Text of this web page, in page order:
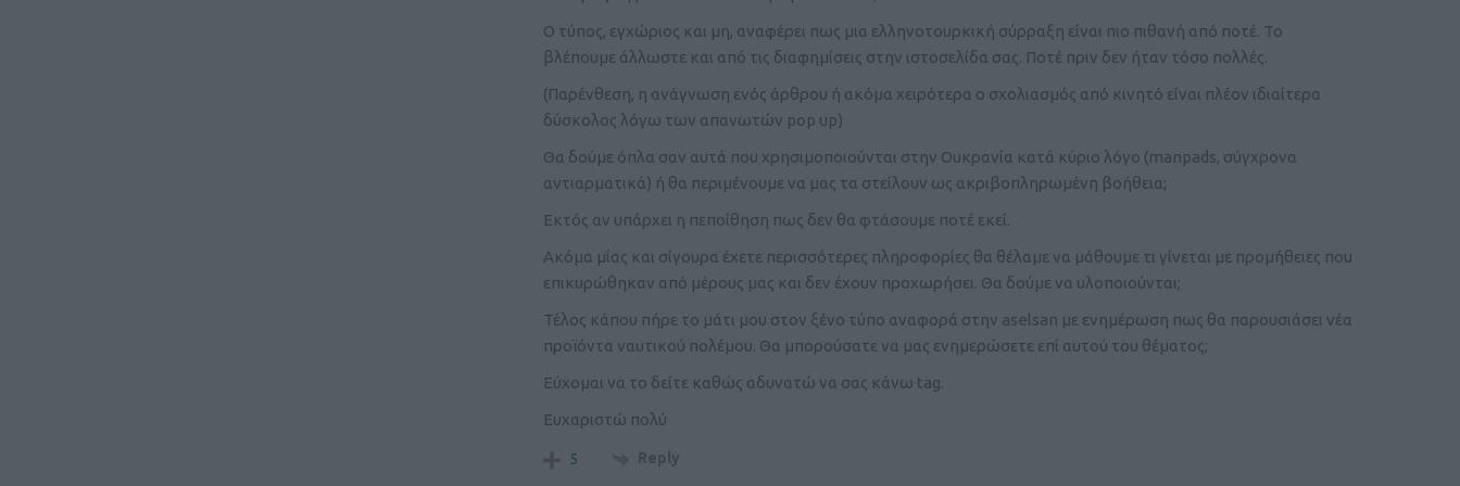
Ο τύπος, εγχώριος και μη, αναφέρει πως μια ελληνοτουρκική σύρραξη είναι πιο πιθανή από ποτέ. Το
βλέπουμε άλλωστε και από τις διαφημίσεις στην ιστοσελίδα σας. Ποτέ πριν δεν ήταν τόσο πολλές.
(Παρένθεση, η ανάγνωση ενός άρθρου ή ακόμα χειρότερα ο σχολιασμός από κινητό είναι πλέον ιδιαίτερα
δύσκολος λόγω των απανωτών pop up)
Θα δούμε όπλα σαν αυτά που χρησιμοποιούνται στην Ουκρανία κατά κύριο λόγο (manpads, σύγχρονα
αντιαρματικά) ή θα περιμένουμε να μας τα στείλουν ως ακριβοπληρωμένη βοήθεια;
Εκτός αν υπάρχει η πεποίθηση πως δεν θα φτάσουμε ποτέ εκεί.
Ακόμα μίας και σίγουρα έχετε περισσότερες πληροφορίες θα θέλαμε να μάθουμε τι γίνεται με προμήθειες που
επικυρώθηκαν από μέρους μας και δεν έχουν προχωρήσει. Θα δούμε να υλοποιούνται;
Τέλος κάπου πήρε το μάτι μου στον ξένο τύπο αναφορά στην aselsan με ενημέρωση πως θα παρουσιάσει νέα
προϊόντα ναυτικού πολέμου. Θα μπορούσατε να μας ενημερώσετε επί αυτού του θέματος;
Εύχομαι να το δείτε καθώς αδυνατώ να σας κάνω tag.
Eυχαριστώ πολύ
5 Reply